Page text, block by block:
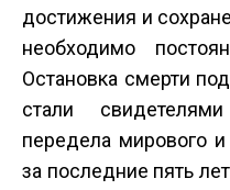
достижения и
необходимо
Остановка смерти
стали
передела мирового
за последние пять